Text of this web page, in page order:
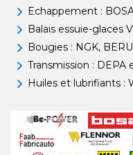
Echappement :
Balais essuie-glaces
Bougies : NGK,
Transmission : DEPA
Huiles et lubrifiants :